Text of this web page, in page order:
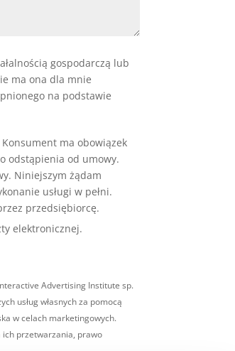
gospodarczą lub
ma ona dla mnie
na podstawie
ma obowiązek
odstąpienia od umowy.
Niniejszym żądam
usługi w pełni.
przedsiębiorcę.
elektronicznej.
Advertising Institute sp.
usług własnych za pomocą
w celach marketingowych.
ich przetwarzania, prawo